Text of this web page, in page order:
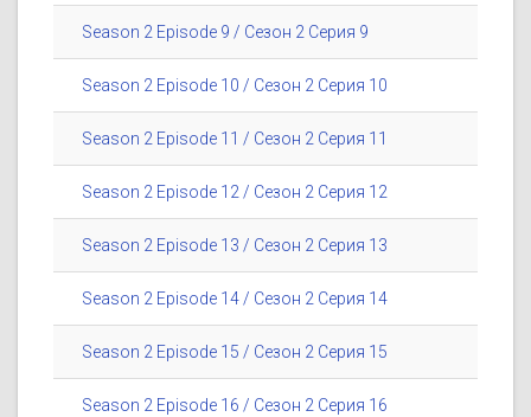
Season 2 Episode 9 / Сезон 2 Серия 9
Season 2 Episode 10 / Сезон 2 Серия 10
Season 2 Episode 11 / Сезон 2 Серия 11
Season 2 Episode 12 / Сезон 2 Серия 12
Season 2 Episode 13 / Сезон 2 Серия 13
Season 2 Episode 14 / Сезон 2 Серия 14
Season 2 Episode 15 / Сезон 2 Серия 15
Season 2 Episode 16 / Сезон 2 Серия 16